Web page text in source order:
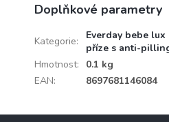
Doplňkové parametry
Kategorie:
Everday bebe
příze s anti-
Hmotnost:
0.1 kg
EAN: 8697681146084